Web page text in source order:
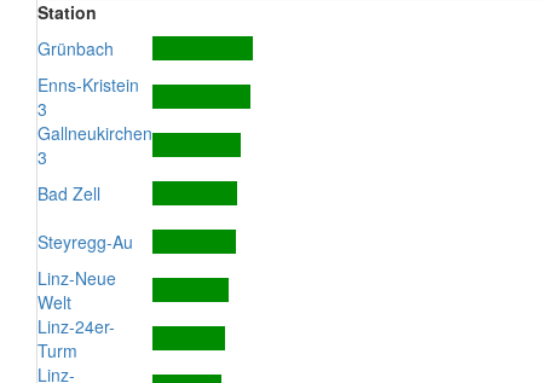
Station
Grünbach
Enns-Kristein
3
Gallneukirchen
3
Bad Zell
Steyregg-Au
Linz-Neue
Welt
Linz-24er-
Turm
Linz-